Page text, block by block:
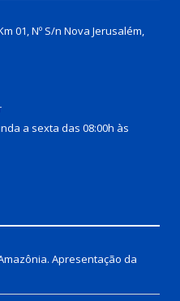
01, Nº S/n Nova Jerusalém,
a sexta das 08:00h às
Apresentação da